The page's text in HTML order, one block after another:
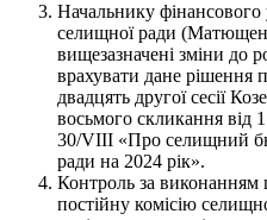
Начальнику фінансового
селищної ради
вищезазначені зміни до
врахувати дане рішення
двадцять другої сесії
восьмого скликання
30/VIII «Про селищний
ради на 2024 рік».
Контроль за виконанням
постійну комісію